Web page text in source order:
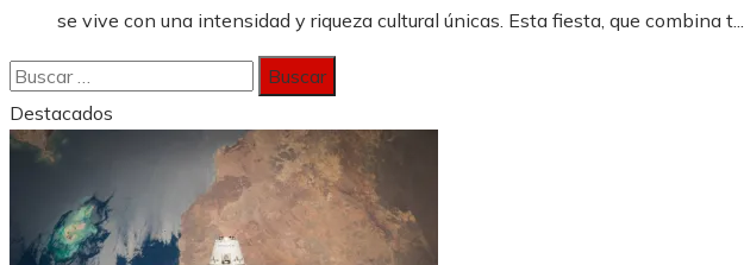
se vive con una intensidad y riqueza cultural únicas. Esta fiesta, que combina t...
Buscar:
Destacados